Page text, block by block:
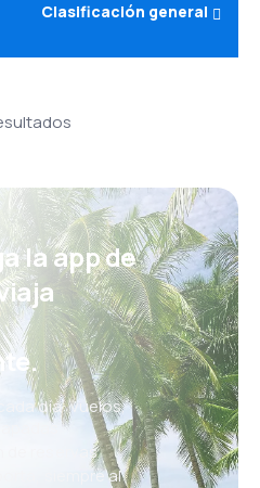
Clasificación general
la app de
día: vuelos,
de reservas
siempre al